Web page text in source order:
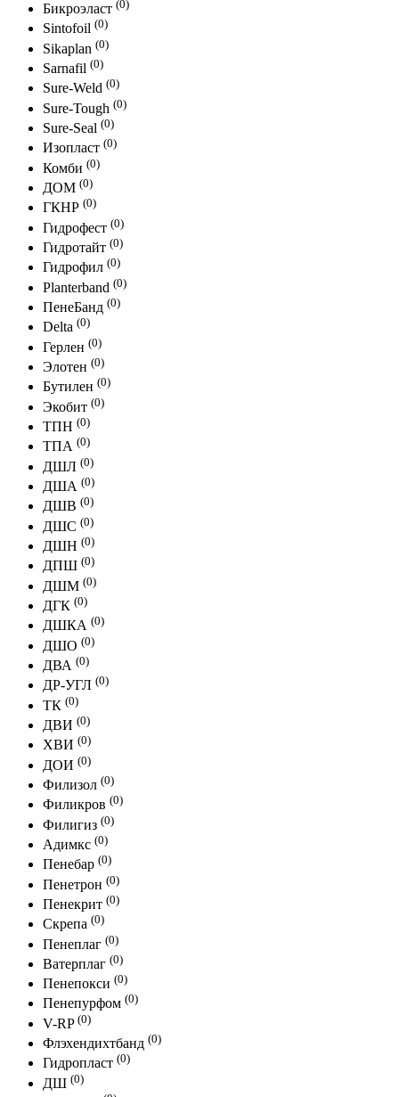
Бикроэласт (0)
Sintofoil (0)
Sikaplan (0)
Sarnafil (0)
Sure-Weld (0)
Sure-Tough (0)
Sure-Seal (0)
Изопласт (0)
Комби (0)
ДОМ (0)
ГКНР (0)
Гидрофест (0)
Гидротайт (0)
Гидрофил (0)
Planterband (0)
ПенеБанд (0)
Delta (0)
Герлен (0)
Элотен (0)
Бутилен (0)
Экобит (0)
ТПН (0)
ТПА (0)
ДШЛ (0)
ДША (0)
ДШВ (0)
ДШС (0)
ДШН (0)
ДПШ (0)
ДШМ (0)
ДГК (0)
ДШКА (0)
ДШО (0)
ДВА (0)
ДР-УГЛ (0)
ТК (0)
ДВИ (0)
ХВИ (0)
ДОИ (0)
Филизол (0)
Филикров (0)
Филигиз (0)
Адимкс (0)
Пенебар (0)
Пенетрон (0)
Пенекрит (0)
Скрепа (0)
Пенеплаг (0)
Ватерплаг (0)
Пенепокси (0)
Пенепурфом (0)
V-RP (0)
Флэхендихтбанд (0)
Гидропласт (0)
ДШ (0)